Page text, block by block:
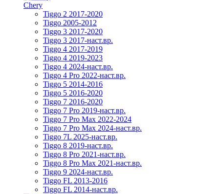
Chery
Tiggo 2 2017-2020
Tiggo 2005-2012
Tiggo 3 2017-2020
Tiggo 3 2017-наст.вр.
Tiggo 4 2017-2019
Tiggo 4 2019-2023
Tiggo 4 2024-наст.вр.
Tiggo 4 Pro 2022-наст.вр.
Tiggo 5 2014-2016
Tiggo 5 2016-2020
Tiggo 7 2016-2020
Tiggo 7 Pro 2019-наст.вр.
Tiggo 7 Pro Max 2022-2024
Tiggo 7 Pro Max 2024-наст.вр.
Tiggo 7L 2025-наст.вр.
Tiggo 8 2019-наст.вр.
Tiggo 8 Pro 2021-наст.вр.
Tiggo 8 Pro Max 2021-наст.вр.
Tiggo 9 2024-наст.вр.
Tiggo FL 2013-2016
Tiggo FL 2014-наст.вр.